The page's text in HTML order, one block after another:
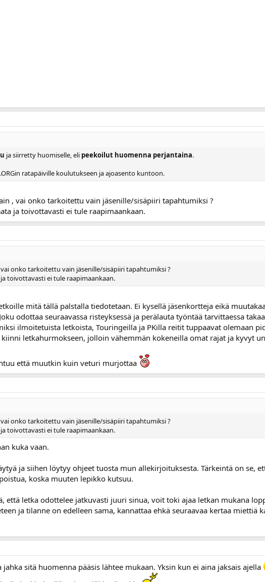
ja siirretty huomiselle, eli peekoilut huomenna perjantaina.
ratapäiville koulutukseen ja ajoasento kuntoon.
, vai onko tarkoitettu vain jäsenille/sisäpiiri tapahtumiksi ?
ja toivottavasti ei tule raapimaankaan.
onko tarkoitettu vain jäsenille/sisäpiiri tapahtumiksi ?
toivottavasti ei tule raapimaankaan.
mitä tällä palstalla tiedotetaan. Ei kysellä jäsenkortteja eikä
odottaa seuraavassa risteyksessä ja perälauta työntää tarvittaessa
ilmoitetuista letkoista, Touringeilla ja PKilla reitit tuppaavat olemaan
letkahurmokseen, jolloin vähemmän kokeneilla omat rajat ja kyvyt
että muutkin kuin veturi murjottaa
onko tarkoitettu vain jäsenille/sisäpiiri tapahtumiksi ?
toivottavasti ei tule raapimaankaan.
kuka vaan.
ja siihen löytyy ohjeet tuosta mun allekirjoituksesta. Tärkeintä on se,
koska muuten lepikko kutsuu.
että letka odottelee jatkuvasti juuri sinua, voit toki ajaa letkan mukana
ja tilanne on edelleen sama, kannattaa ehkä seuraavaa kertaa miettiä
sitä huomenna pääsis lähtee mukaan. Yksin kun ei aina jaksais ajella